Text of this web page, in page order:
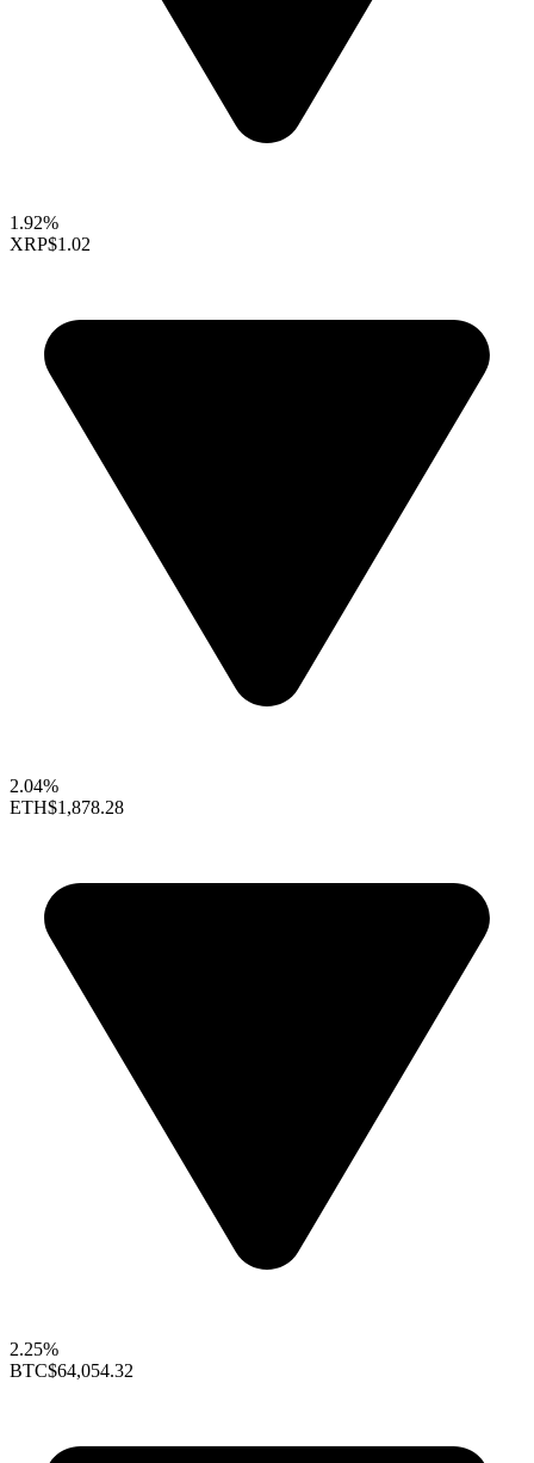
1.92%
XRP$1.02
2.04%
ETH$1,878.28
2.25%
BTC$64,054.32